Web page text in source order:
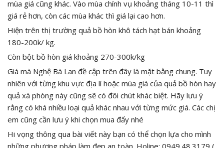
mùa giá cũng khác. Vào mùa chính vụ khoảng tháng 10-11 thì
giá rẻ hơn, còn các mùa khác thì giá lại cao hơn.
Hiện trên thị trường quả bồ hòn khô tách hạt bán khoảng
180-200k/ kg.
Còn bột bồ hòn giá khoảng 270-300k/kg
Giá mà Nghệ Bà Lan đề cập trên đây là mặt bằng chung. Tuy
nhiên với từng khu vực địa lí hoặc mùa giá của quả bồ hòn hay
quả xà phòng này cũng sẽ có đôi chút khác biệt. Hãy lưu ý
rằng có khá nhiều loại quả khác nhau với từng mức giá. Các chị
em cũng cần lưu ý khi chọn mua đấy nhé
Hi vọng thông qua bài viết này bạn có thể chọn lựa cho mình
những phương pháp làm đẹp an toàn. Holine: 0949.48.3179 (